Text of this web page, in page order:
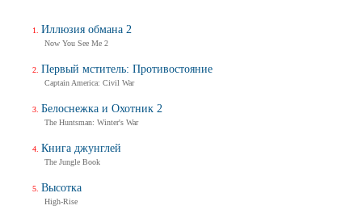
Иллюзия обмана 2
Now You See Me 2
Первый мститель: Противостояние
Captain America: Civil War
Белоснежка и Охотник 2
The Huntsman: Winter's War
Книга джунглей
The Jungle Book
Высотка
High-Rise